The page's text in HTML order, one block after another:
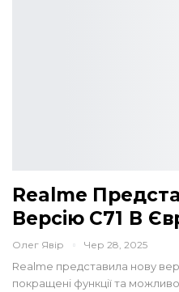
Realme
Версію C71 В
Олег Явір Чер 28, 2025
Realme представила нову
покращені функції та